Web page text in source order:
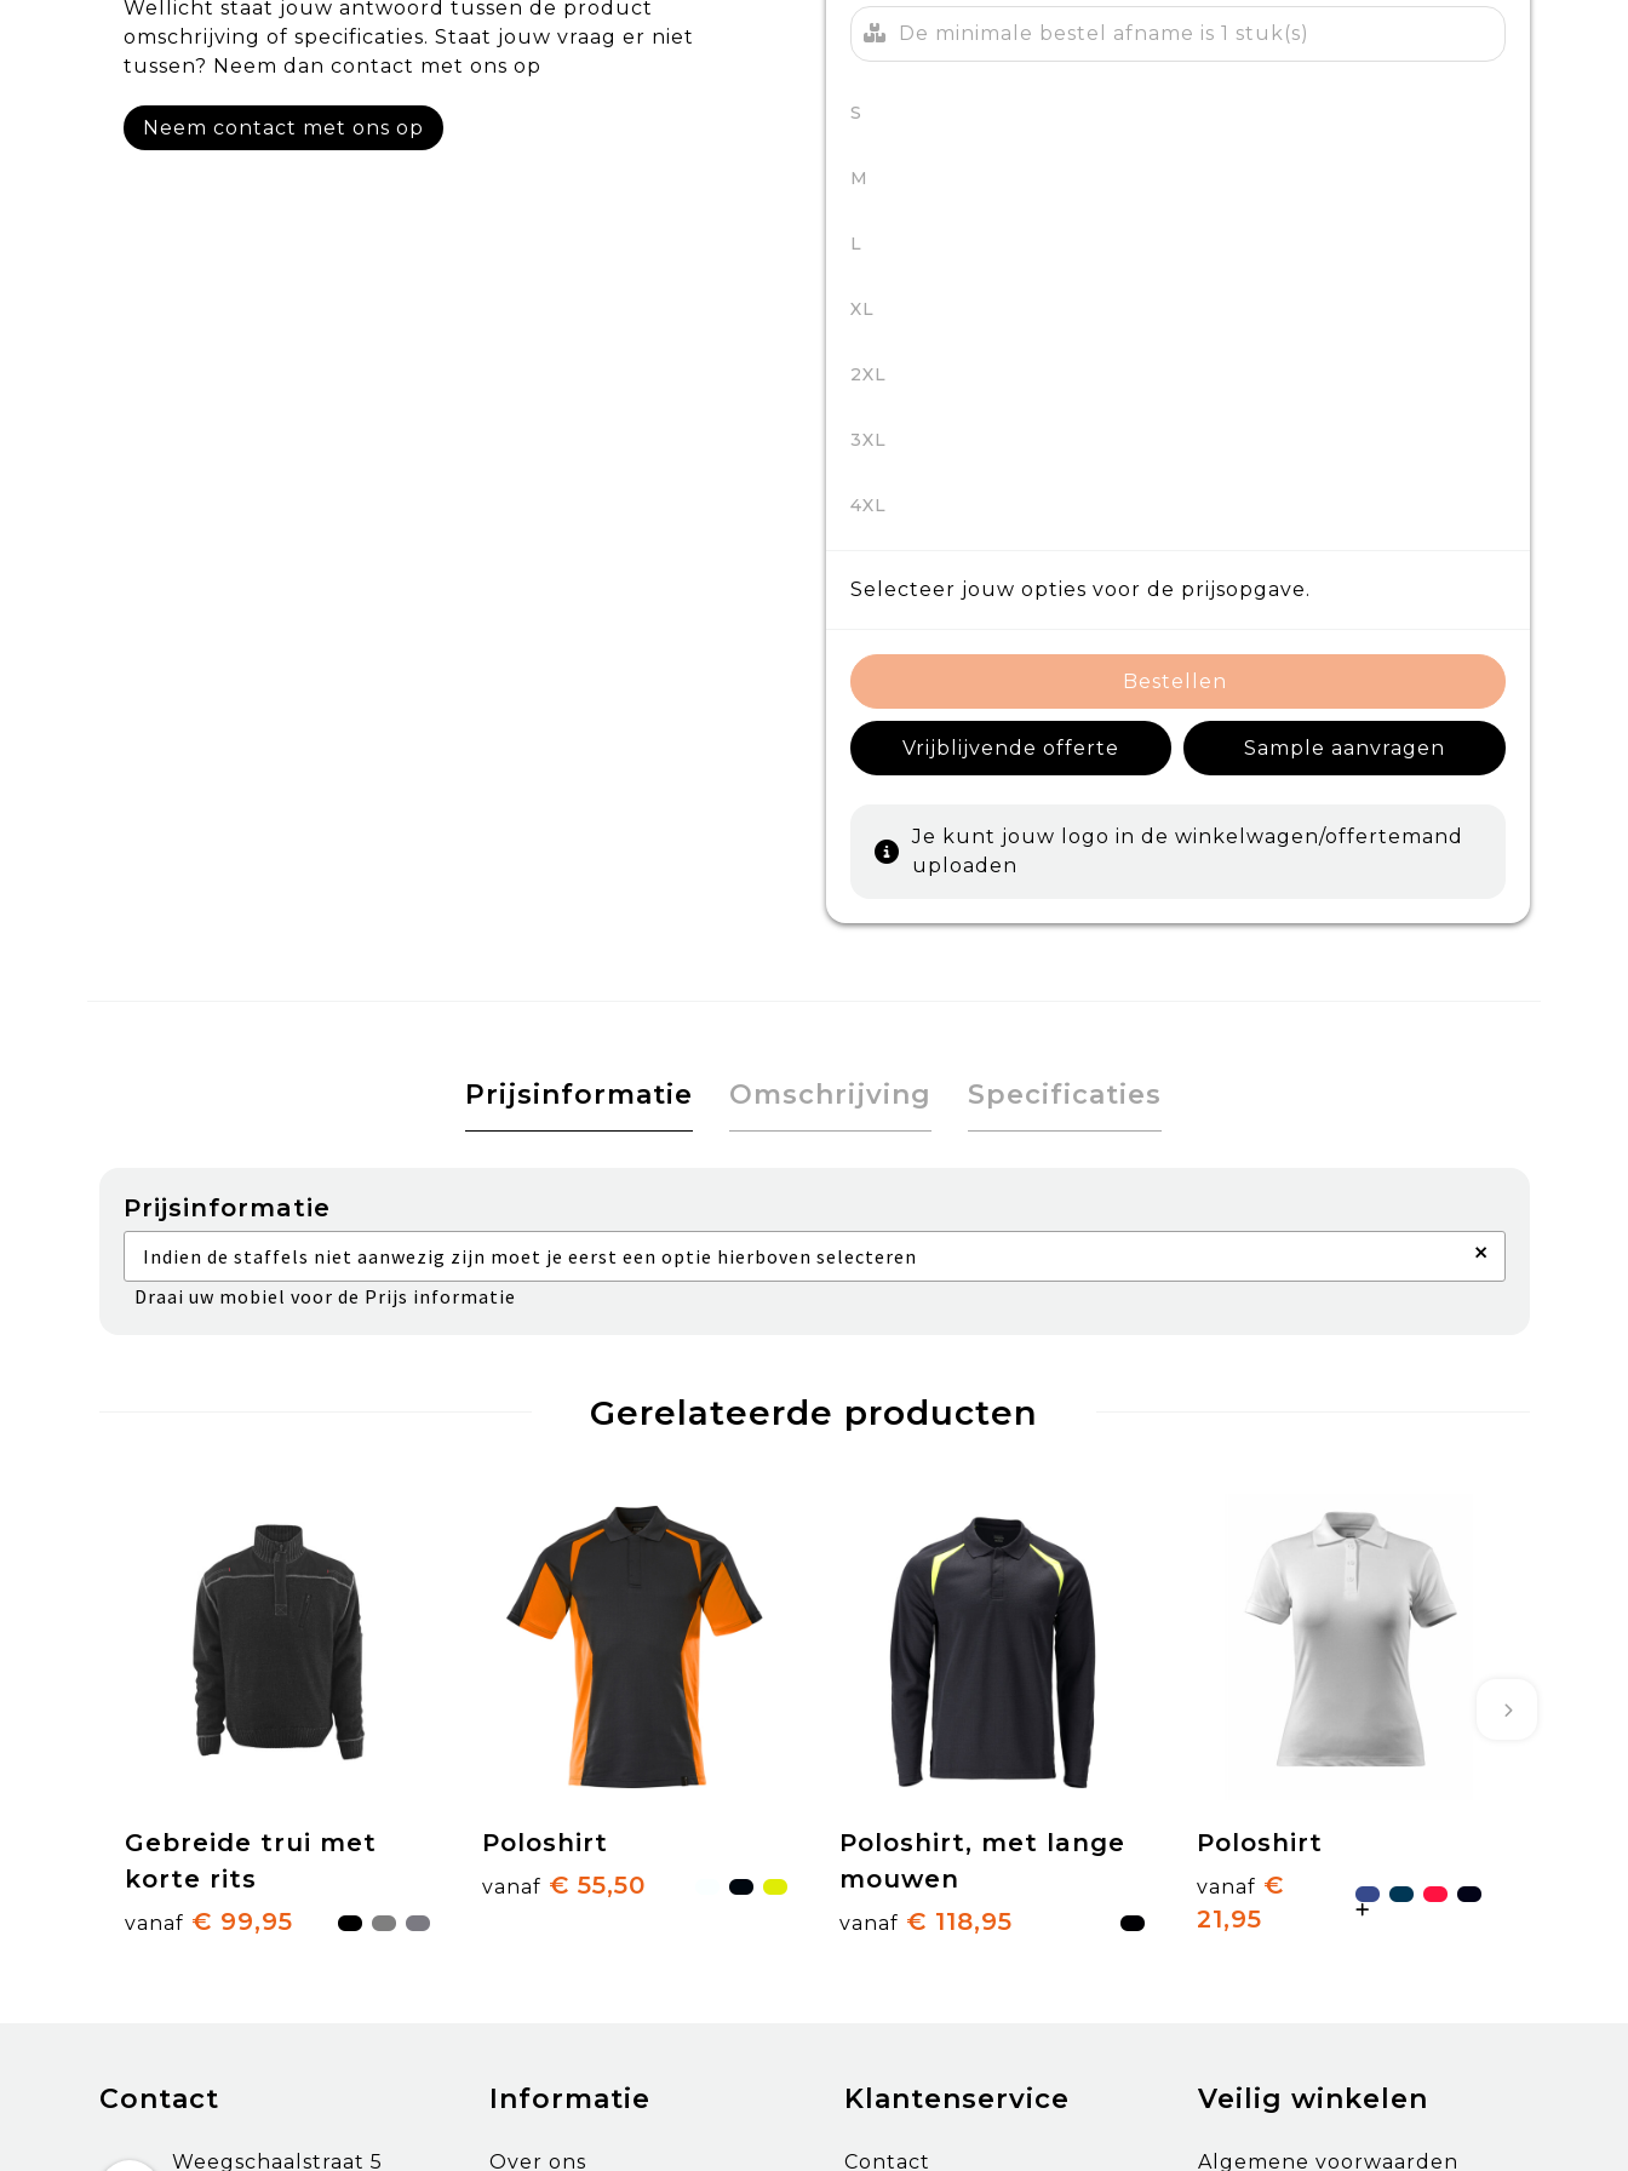
Wellicht staat jouw antwoord tussen de product
omschrijving of specificaties. Staat jouw vraag er niet
tussen? Neem dan contact met ons op
Neem contact met ons op
De minimale bestel afname is 1 stuk(s)
S
M
L
XL
2XL
3XL
4XL
Selecteer jouw opties voor de prijsopgave.
Bestellen
Vrijblijvende offerte Sample aanvragen
Je kunt jouw logo in de winkelwagen/offertemand
uploaden
Prijsinformatie Omschrijving Specificaties
Prijsinformatie
Indien de staffels niet aanwezig zijn moet je eerst een optie hierboven selecteren ×
Draai uw mobiel voor de Prijs informatie
Gerelateerde producten
Gebreide trui met
korte rits
vanaf € 99,95
Poloshirt
vanaf € 55,50
Poloshirt, met lange
mouwen
vanaf € 118,95
Poloshirt
vanaf €
21,95
Contact
Weegschaalstraat 5
Informatie
Over ons
Klantenservice
Contact
Veilig winkelen
Algemene voorwaarden